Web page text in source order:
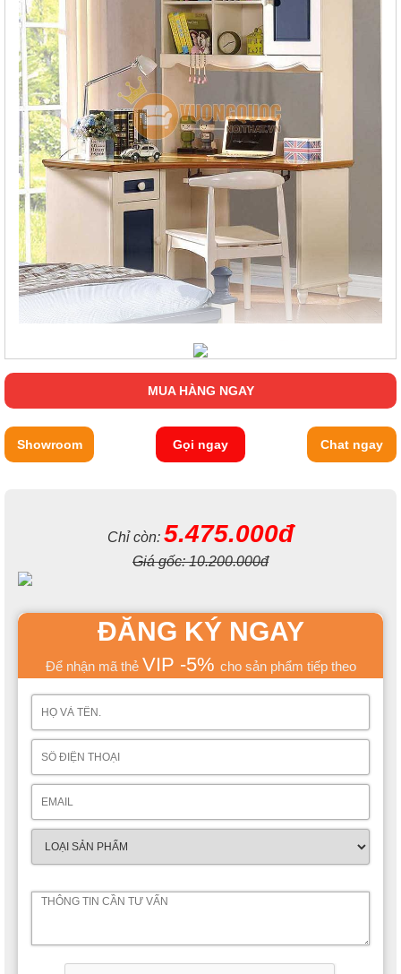
MUA HÀNG NGAY
Showroom Gọi ngay Chat ngay
Chỉ còn: 5.475.000đ
Giá gốc:10.200.000đ
ĐĂNG KÝ NGAY
Để nhận mã thẻ VIP -5% cho sản phẩm tiếp theo